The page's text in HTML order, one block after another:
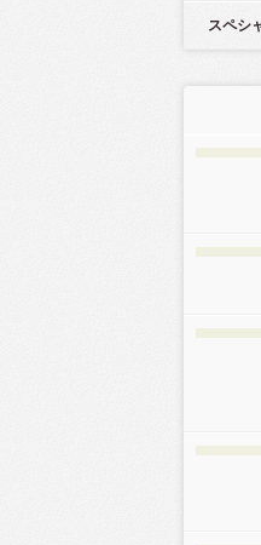
スペシ